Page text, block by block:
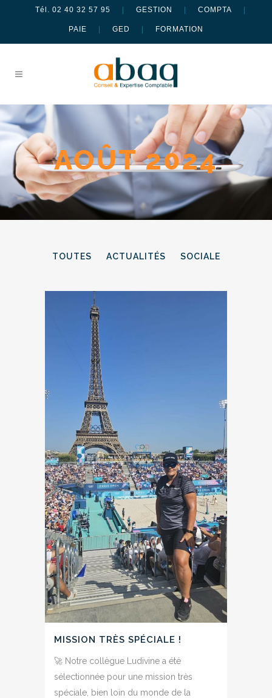
Tél. 02 40 32 57 95 GESTION COMPTA
PAIE GED FORMATION
AOÛT 2024
TOUTES ACTUALITÉS SOCIALE
MISSION TRÈS SPÉCIALE !
🚀 Notre collègue Ludivine a été
sélectionnée pour une mission très
spéciale, bien loin du monde de la